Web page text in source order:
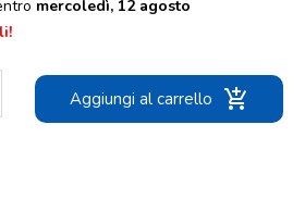
mercoledì, 12 agosto
Aggiungi al carrello add_shopping_cart